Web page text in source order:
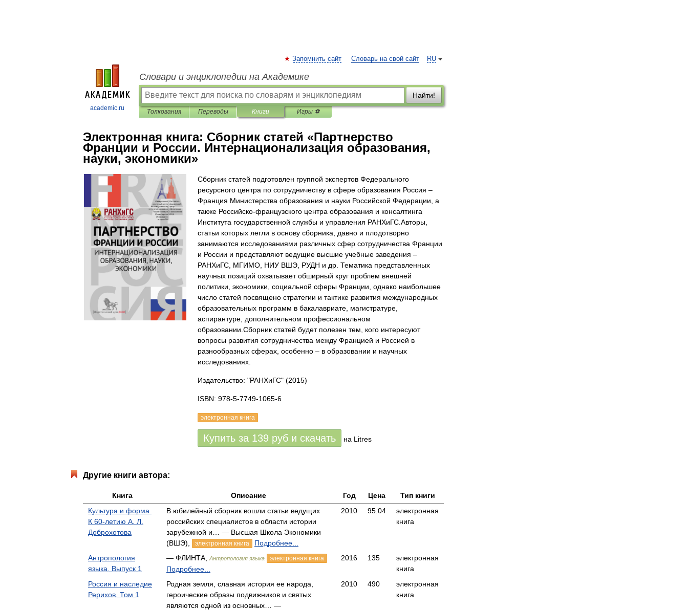
academic.ru
RU
Запомнить сайт Словарь на свой сайт
Словари и энциклопедии на Академике
Найти!
Толкования Переводы Книги Игры ⚽
Электронная книга: Сборник статей «Партнерство
Франции и России. Интернационализация образования,
науки, экономики»
Сборник статей подготовлен группой экспертов Федерального
ресурсного центра по сотрудничеству в сфере образования Россия –
Франция Министерства образования и науки Российской Федерации, а
также Российско-французского центра образования и консалтинга
Института государственной службы и управления РАНХиГС.Авторы,
статьи которых легли в основу сборника, давно и плодотворно
занимаются исследованиями различных сфер сотрудничества Франции
и России и представляют ведущие высшие учебные заведения –
РАНХиГС, МГИМО, НИУ ВШЭ, РУДН и др. Тематика представленных
научных позиций охватывает обширный круг проблем внешней
политики, экономики, социальной сферы Франции, однако наибольшее
число статей посвящено стратегии и тактике развития международных
образовательных программ в бакалавриате, магистратуре,
аспирантуре, дополнительном профессиональном
образовании.Сборник статей будет полезен тем, кого интересуют
вопросы развития сотрудничества между Францией и Россией в
разнообразных сферах, особенно – в образовании и научных
исследованиях.
Издательство: "РАНХиГС" (2015)
ISBN: 978-5-7749-1065-6
электронная книга
Купить за 139 руб и скачать на Litres
Другие книги автора:
Книга Описание Год Цена
Тип книги
Культура и форма.
К 60-летию А. Л.
Доброхотова
В юбилейный сборник вошли статьи ведущих
российских специалистов в области истории
зарубежной и… — Высшая Школа Экономики
(ВШЭ),
электронная книга Подробнее...
2010 95.04
электронная
книга
Антропология
языка. Выпуск 1
— ФЛИНТА, Антропология языка электронная книга
Подробнее...
2016 135
электронная
книга
Россия и наследие
Рерихов. Том 1
Родная земля, славная история ее народа,
героические образы подвижников и святых
являются одной из основных… —
2010 490
электронная
книга